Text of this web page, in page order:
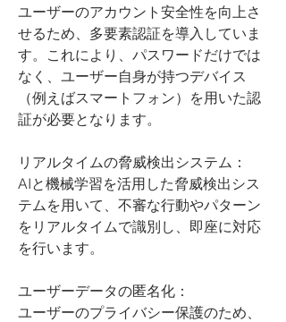
ユーザーのアカウント安全性を向上さ
せるため、多要素認証を導入していま
す。これにより、パスワードだけでは
なく、ユーザー自身が持つデバイス
（例えばスマートフォン）を用いた認
証が必要となります。
リアルタイムの脅威検出システム：
AIと機械学習を活用した脅威検出シス
テムを用いて、不審な行動やパターン
をリアルタイムで識別し、即座に対応
を行います。
ユーザーデータの匿名化：
ユーザーのプライバシー保護のため、